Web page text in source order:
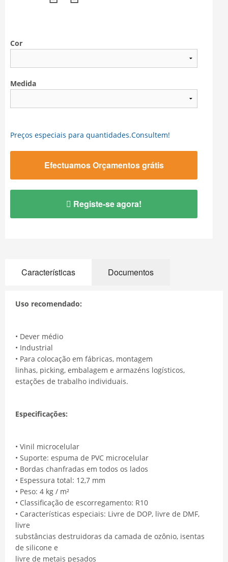
Cor
Medida
Preços especiais para quantidades.Consultem!
Efectuamos Orçamentos grátis
Registe-se agora!
Características Documentos
Uso recomendado:
• Dever médio
• Industrial
• Para colocação em fábricas, montagem
linhas, picking, embalagem e armazéns logísticos,
estações de trabalho individuais.
Especificações:
• Vinil microcelular
• Suporte: espuma de PVC microcelular
• Bordas chanfradas em todos os lados
• Espessura total: 12,7 mm
• Peso: 4 kg / m²
• Classificação de escorregamento: R10
• Características especiais: Livre de DOP, livre de DMF,
livre
substâncias destruidoras da camada de ozônio, isentas
de silicone e
livre de metais pesados